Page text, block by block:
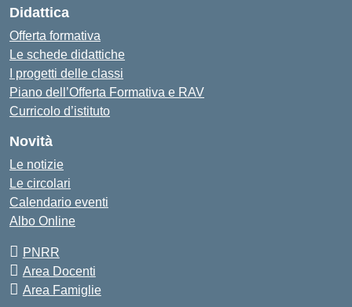
Didattica
Offerta formativa
Le schede didattiche
I progetti delle classi
Piano dell’Offerta Formativa e RAV
Curricolo d’istituto
Novità
Le notizie
Le circolari
Calendario eventi
Albo Online
PNRR
Area Docenti
Area Famiglie